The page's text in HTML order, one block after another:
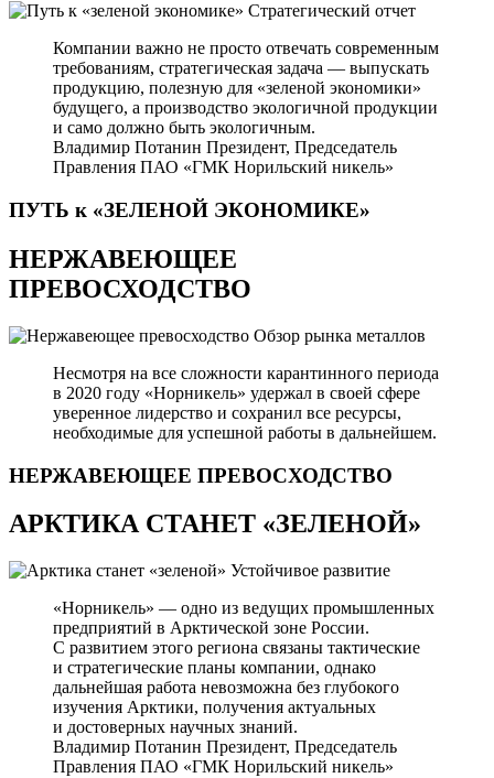
Стратегический отчет
Компании важно не просто отвечать современным
требованиям, стратегическая задача — выпускать
продукцию, полезную для «зеленой экономики»
будущего, а производство экологичной продукции
и само должно быть экологичным.
Владимир Потанин Президент, Председатель
Правления ПАО «ГМК Норильский никель»
ПУТЬ к «ЗЕЛЕНОЙ ЭКОНОМИКЕ»
НЕРЖАВЕЮЩЕЕ
ПРЕВОСХОДСТВО
Обзор рынка металлов
Несмотря на все сложности карантинного периода
в 2020 году «Норникель» удержал в своей сфере
уверенное лидерство и сохранил все ресурсы,
необходимые для успешной работы в дальнейшем.
НЕРЖАВЕЮЩЕЕ ПРЕВОСХОДСТВО
АРКТИКА СТАНЕТ «ЗЕЛЕНОЙ»
Устойчивое развитие
«Норникель» — одно из ведущих промышленных
предприятий в Арктической зоне России.
С развитием этого региона связаны тактические
и стратегические планы компании, однако
дальнейшая работа невозможна без глубокого
изучения Арктики, получения актуальных
и достоверных научных знаний.
Владимир Потанин Президент, Председатель
Правления ПАО «ГМК Норильский никель»